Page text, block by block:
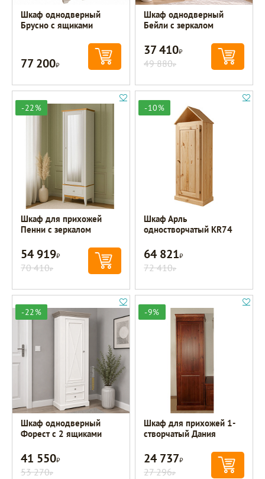
Шкаф однодверный
Брусно с ящиками
77 200Р
Шкаф однодверный
Бейли с зеркалом
37 410Р
49 880Р
-22%
Шкаф для прихожей
Пенни с зеркалом
54 919Р
70 410Р
-10%
Шкаф Арль
одностворчатый KR74
64 821Р
72 410Р
-22%
Шкаф однодверный
Форест с 2 ящиками
41 550Р
53 270Р
-9%
Шкаф для прихожей 1-
створчатый Дания
24 737Р
27 296Р